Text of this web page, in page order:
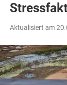
Aktualisiert am